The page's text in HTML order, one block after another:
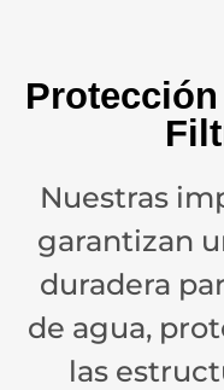
Nuestras
garantizan
duradera
de agua,
las